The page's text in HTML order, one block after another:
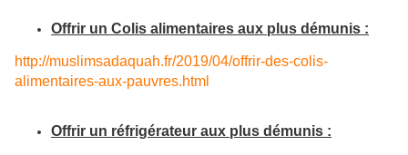
Offrir un Colis alimentaires aux plus démunis :
http://muslimsadaquah.fr/2019/04/offrir-des-colis-
alimentaires-aux-pauvres.html
Offrir un réfrigérateur aux plus démunis :